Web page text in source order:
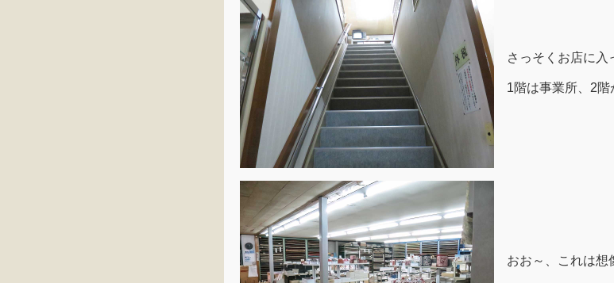
さっそくお店に入
1階は事業所、2階
おお～、これは想